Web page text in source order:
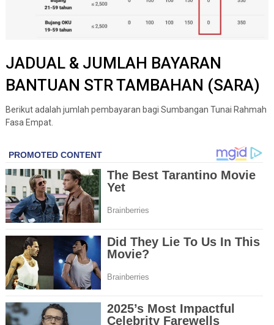
JADUAL & JUMLAH BAYARAN
BANTUAN STR TAMBAHAN (SARA)
Berikut adalah jumlah pembayaran bagi Sumbangan Tunai Rahmah
Fasa Empat.